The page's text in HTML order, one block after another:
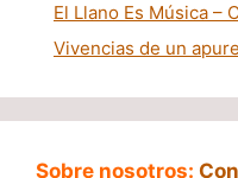
El Llano Es Música –
Vivencias de un
Sobre nosotros: